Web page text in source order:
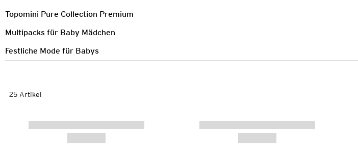
Topomini Pure Collection Premium
Multipacks für Baby Mädchen
Festliche Mode für Babys
25 Artikel